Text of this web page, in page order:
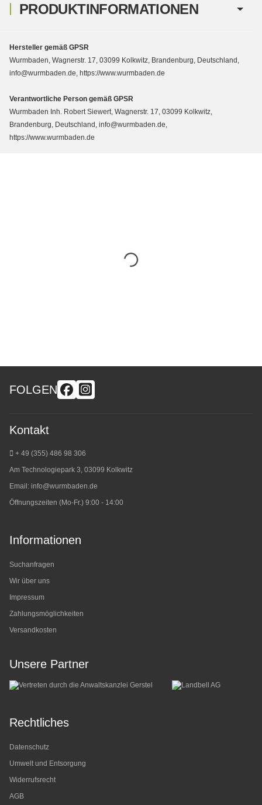
PRODUKTINFORMATIONEN
Hersteller gemäß GPSR
Wurmbaden, Wagnerstr. 17, 03099 Kolkwitz, Brandenburg, Deutschland,
info@wurmbaden.de, https://www.wurmbaden.de
Verantwortliche Person gemäß GPSR
Wurmbaden Inh. Robert Siewert, Wagnerstr. 17, 03099 Kolkwitz,
Brandenburg, Deutschland, info@wurmbaden.de,
https://www.wurmbaden.de
FOLGEN
Kontakt
+ 49 (355) 486 98 306
Am Technologiepark 3, 03099 Kolkwitz
Email: info@wurmbaden.de
Öffnungszeiten (Mo-Fr.) 9:00 - 14:00
Informationen
Suchanfragen
Wir über uns
Impressum
Zahlungsmöglichkeiten
Versandkosten
Unsere Partner
Rechtliches
Datenschutz
Umwelt und Entsorgung
Widerrufsrecht
AGB